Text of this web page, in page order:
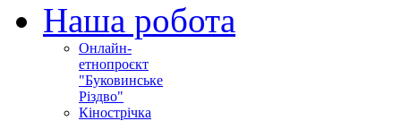
Наша робота
Онлайн-
етнопроєкт
"Буковинське
Різдво"
Кінострічка